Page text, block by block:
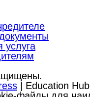
услуга
Education